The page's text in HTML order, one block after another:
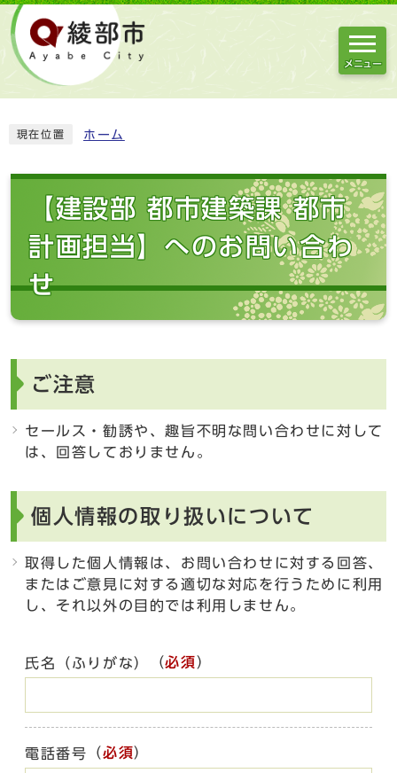
メニュー
現在位置 ホーム
【建設部 都市建築課 都市
計画担当】へのお問い合わ
せ
ご注意
セールス・勧誘や、趣旨不明な問い合わせに対して
は、回答しておりません。
個人情報の取り扱いについて
取得した個人情報は、お問い合わせに対する回答、
またはご意見に対する適切な対応を行うために利用
し、それ以外の目的では利用しません。
氏名（ふりがな） （必須）
電話番号 （必須）